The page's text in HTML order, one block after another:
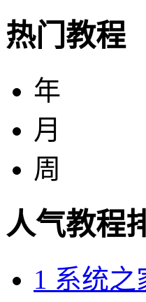
热门教程
年
月
周
人气教程
1 系统之